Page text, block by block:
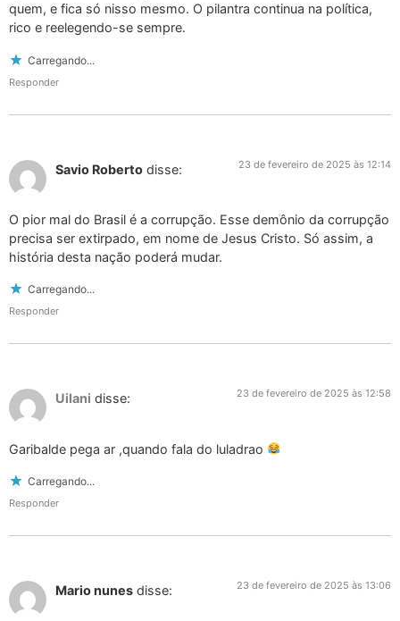
quem, e fica só nisso mesmo. O pilantra continua na política,
rico e reelegendo-se sempre.
Carregando...
Responder
Savio Roberto disse: 23 de fevereiro de 2025 às 12:14
O pior mal do Brasil é a corrupção. Esse demônio da corrupção
precisa ser extirpado, em nome de Jesus Cristo. Só assim, a
história desta nação poderá mudar.
Carregando...
Responder
Uilani disse: 23 de fevereiro de 2025 às 12:58
Garibalde pega ar ,quando fala do luladrao
Carregando...
Responder
Mario nunes disse: 23 de fevereiro de 2025 às 13:06